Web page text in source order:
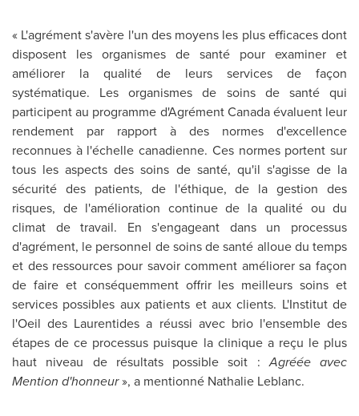
« L'agrément s'avère l'un des moyens les plus efficaces dont
disposent les organismes de santé pour examiner et
améliorer la qualité de leurs services de façon
systématique. Les organismes de soins de santé qui
participent au programme d'AgrémentCanadaévaluent leur
rendement par rapport à des normes d'excellence
reconnues à l'échelle canadienne. Ces normes portent sur
tous les aspects des soins de santé, qu'il s'agisse de la
sécurité des patients, de l'éthique, de la gestion des
risques, de l'amélioration continue de la qualité ou du
climat de travail. En s'engageant dans un processus
d'agrément, le personnel de soins de santé alloue du temps
et des ressources pour savoir comment améliorer sa façon
de faire et conséquemment offrir les meilleurs soins et
services possibles aux patients et aux clients. L'Institut de
l'Oeil des Laurentides a réussi avec brio l'ensemble des
étapes de ce processus puisque la clinique a reçu le plus
haut niveau de résultats possible soit :Agréée avec
Mention d'honneur», a mentionné Nathalie Leblanc.